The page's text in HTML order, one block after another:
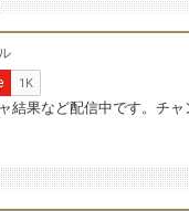
結果など配信中です。チャ